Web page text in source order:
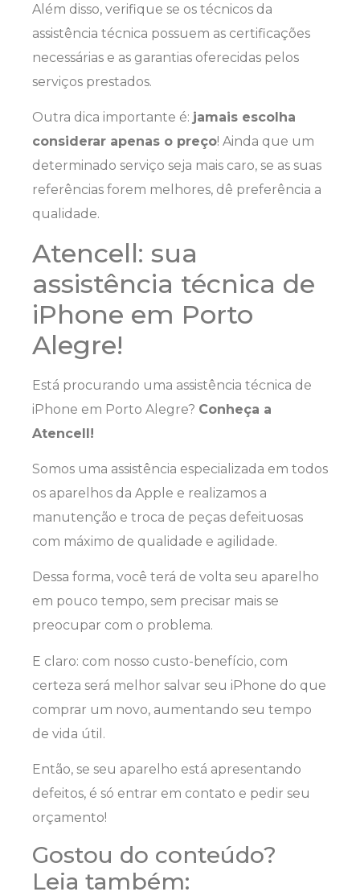
Além disso, verifique se os técnicos da
assistência técnica possuem as certificações
necessárias e as garantias oferecidas pelos
serviços prestados.
Outra dica importante é: jamais escolha
considerar apenas o preço! Ainda que um
determinado serviço seja mais caro, se as suas
referências forem melhores, dê preferência a
qualidade.
Atencell: sua
assistência técnica de
iPhone em Porto
Alegre!
Está procurando uma assistência técnica de
iPhone em Porto Alegre? Conheça a
Atencell!
Somos uma assistência especializada em todos
os aparelhos da Apple e realizamos a
manutenção e troca de peças defeituosas
com máximo de qualidade e agilidade.
Dessa forma, você terá de volta seu aparelho
em pouco tempo, sem precisar mais se
preocupar com o problema.
E claro: com nosso custo-benefício, com
certeza será melhor salvar seu iPhone do que
comprar um novo, aumentando seu tempo
de vida útil.
Então, se seu aparelho está apresentando
defeitos, é só entrar em contato e pedir seu
orçamento!
Gostou do conteúdo?
Leia também: